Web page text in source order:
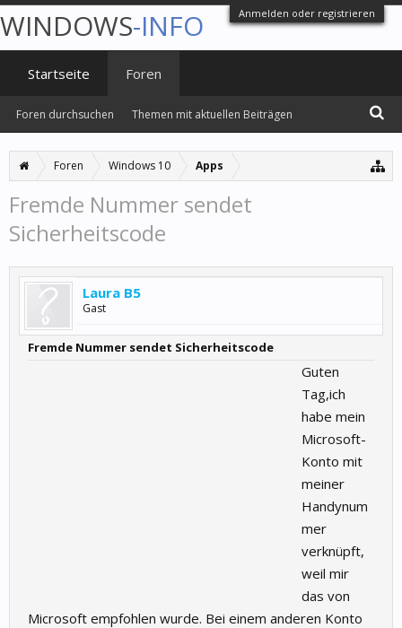
Anmelden oder registrieren
Foren Windows 10 Apps
Fremde Nummer sendet
Sicherheitscode
Laura B5
Gast
Fremde Nummer sendet Sicherheitscode
Guten
Tag,ich
habe mein
Microsoft-
Konto mit
meiner
Handynum
mer
verknüpft,
weil mir
das von
Microsoft empfohlen wurde. Bei einem anderen Konto
WINDOWS-INFO
Startseite Foren
Foren durchsuchen Themen mit aktuellen Beiträgen